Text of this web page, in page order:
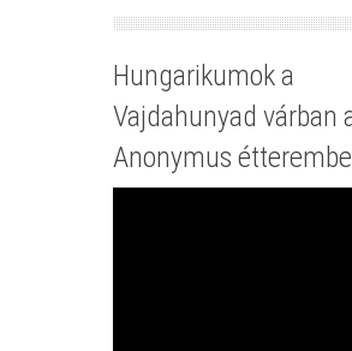
Hungarikumok a
Vajdahunyad várban
Anonymus